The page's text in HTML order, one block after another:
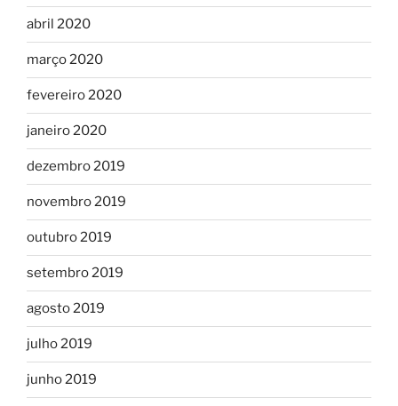
abril 2020
março 2020
fevereiro 2020
janeiro 2020
dezembro 2019
novembro 2019
outubro 2019
setembro 2019
agosto 2019
julho 2019
junho 2019